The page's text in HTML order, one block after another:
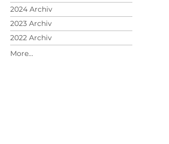
2024 Archiv
2023 Archiv
2022 Archiv
2021 Archiv